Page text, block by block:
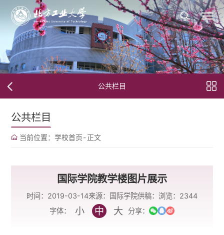
公共栏目
公共栏目
当前位置： 学校首页-正文
国际学院教学楼图片展示
时间：2019-03-14来源：国际学院供稿： 浏览： 2344
字体：
小 中 大 分享：